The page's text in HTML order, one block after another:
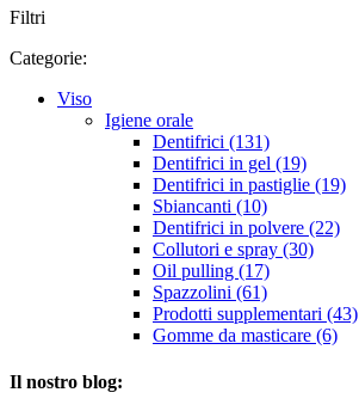
Filtri
Categorie:
Viso
Igiene orale
Dentifrici (131)
Dentifrici in gel (19)
Dentifrici in pastiglie (19)
Sbiancanti (10)
Dentifrici in polvere (22)
Collutori e spray (30)
Oil pulling (17)
Spazzolini (61)
Prodotti supplementari (43)
Gomme da masticare (6)
Il nostro blog: